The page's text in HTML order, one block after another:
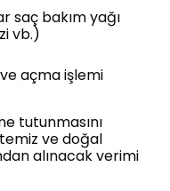
saç bakım yağı
vb.)
açma işlemi
tutunmasını
ve doğal
alınacak verimi